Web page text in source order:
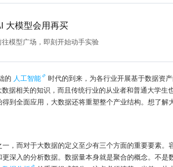
大模型会用再买
往模型广场，即刻开始动手实验
的 人工智能
时代的到来，为各行业开展基于数据资
据相关的知识，而且传统行业的从业者和普通大学生
到全面应用，大数据还将重塑整个产业结构。想了解
，而对于大数据的定义至少有三个方面的重要要素。
深入的分析数据。数据量本身就是聚合的概念。不是